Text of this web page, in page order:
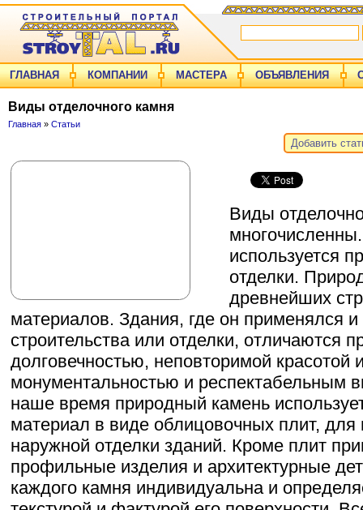
ГЛАВНАЯ КОМПАНИИ МАСТЕРА ОБЪЯВЛЕНИЯ
Виды отделочного камня
Главная » Статьи
Добавить
Виды
используется
отделки.
древнейших
материалов. Здания, где он применялся
строительства или отделки, отличаются
долговечностью, неповторимой красотой
монументальностью и респектабельным
наше время природный камень
материал в виде облицовочных плит, для
наружной отделки зданий. Кроме плит
профильные изделия и архитектурные
каждого камня индивидуальна и